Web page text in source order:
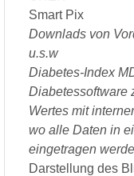
Smart Pix
Downlads von
u.s.w
Diabetes-Index
Diabetessoftware
Wertes mit
wo alle Daten in
eingetragen
Darstellung des